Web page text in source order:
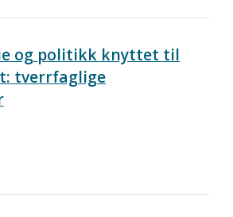
og politikk knyttet til
tverrfaglige